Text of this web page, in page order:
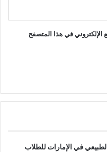
الإلكتروني في هذا المتصفح
في الإمارات للطلاب